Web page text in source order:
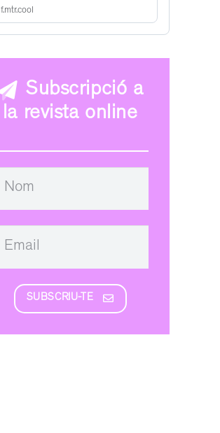
f.mtr.cool
Subscripció a
la revista online
SUBSCRIU-TE